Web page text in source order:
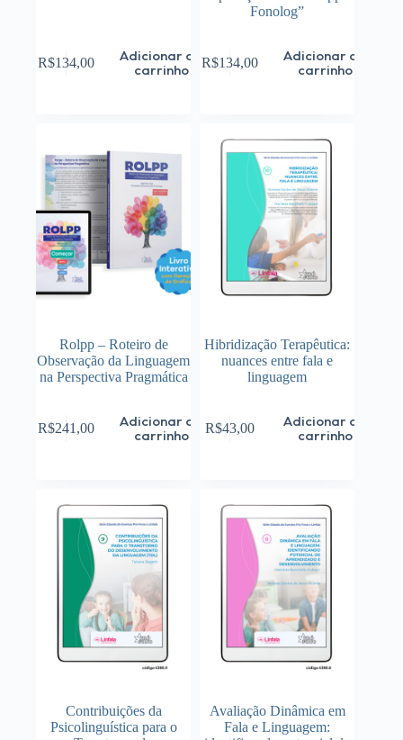
R$134,00
Adicionar ao
carrinho
Fonolog”
R$134,00
Adicionar ao
carrinho
Rolpp – Roteiro de
Observação da Linguagem
na Perspectiva Pragmática
R$241,00
Adicionar ao
carrinho
Hibridização Terapêutica:
nuances entre fala e
linguagem
R$43,00
Adicionar ao
carrinho
Contribuições da
Psicolinguística para o
Avaliação Dinâmica em
Fala e Linguagem: